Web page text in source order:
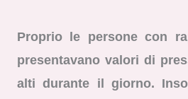
Proprio le persone con
presentavano valori di
alti durante il giorno.